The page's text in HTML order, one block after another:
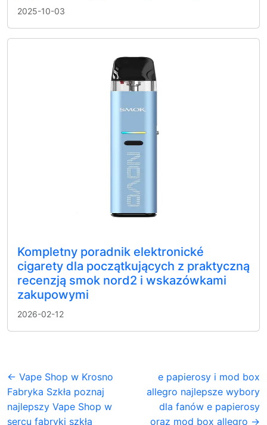
2025-10-03
Kompletny poradnik elektronické
cigarety dla początkujących z praktyczną
recenzją smok nord2 i wskazówkami
zakupowymi
2026-02-12
← Vape Shop w Krosno
Fabryka Szkła poznaj
najlepszy Vape Shop w
sercu fabryki szkła
e papierosy i mod box
allegro najlepsze wybory
dla fanów e papierosy
oraz mod box allegro →